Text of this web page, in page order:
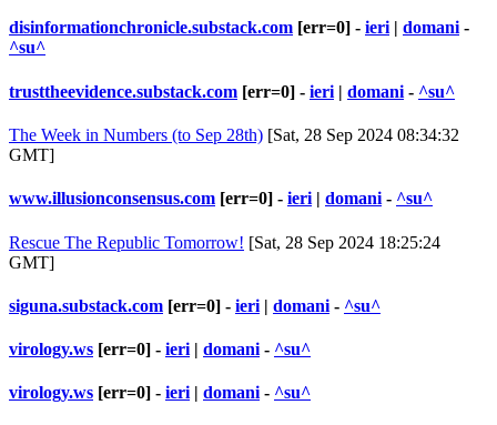
disinformationchronicle.substack.com [err=0] - ieri| domani-
^su^
trusttheevidence.substack.com [err=0] - ieri | domani - ^su^
The Week in Numbers (to Sep 28th) [Sat, 28 Sep 2024 08:34:32
GMT]
www.illusionconsensus.com [err=0] - ieri | domani - ^su^
Rescue The Republic Tomorrow! [Sat, 28 Sep 2024 18:25:24
GMT]
siguna.substack.com [err=0] - ieri | domani - ^su^
virology.ws [err=0] - ieri | domani - ^su^
virology.ws [err=0] - ieri | domani - ^su^